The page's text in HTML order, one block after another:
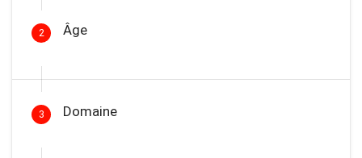
2 Âge
3 Domaine